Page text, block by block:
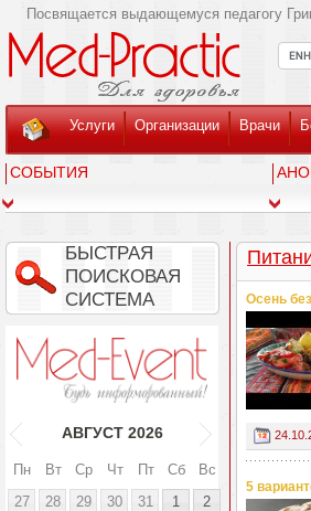
Посвящается выдающемуся педагогу
Услуги Организации Врачи
СОБЫТИЯ
БЫСТРАЯ
ПОИСКОВАЯ
СИСТЕМА
АВГУСТ 2026
Пн Вт Ср Чт Пт Сб
Вс
27
28 29 30 31 1
2
Осень
5